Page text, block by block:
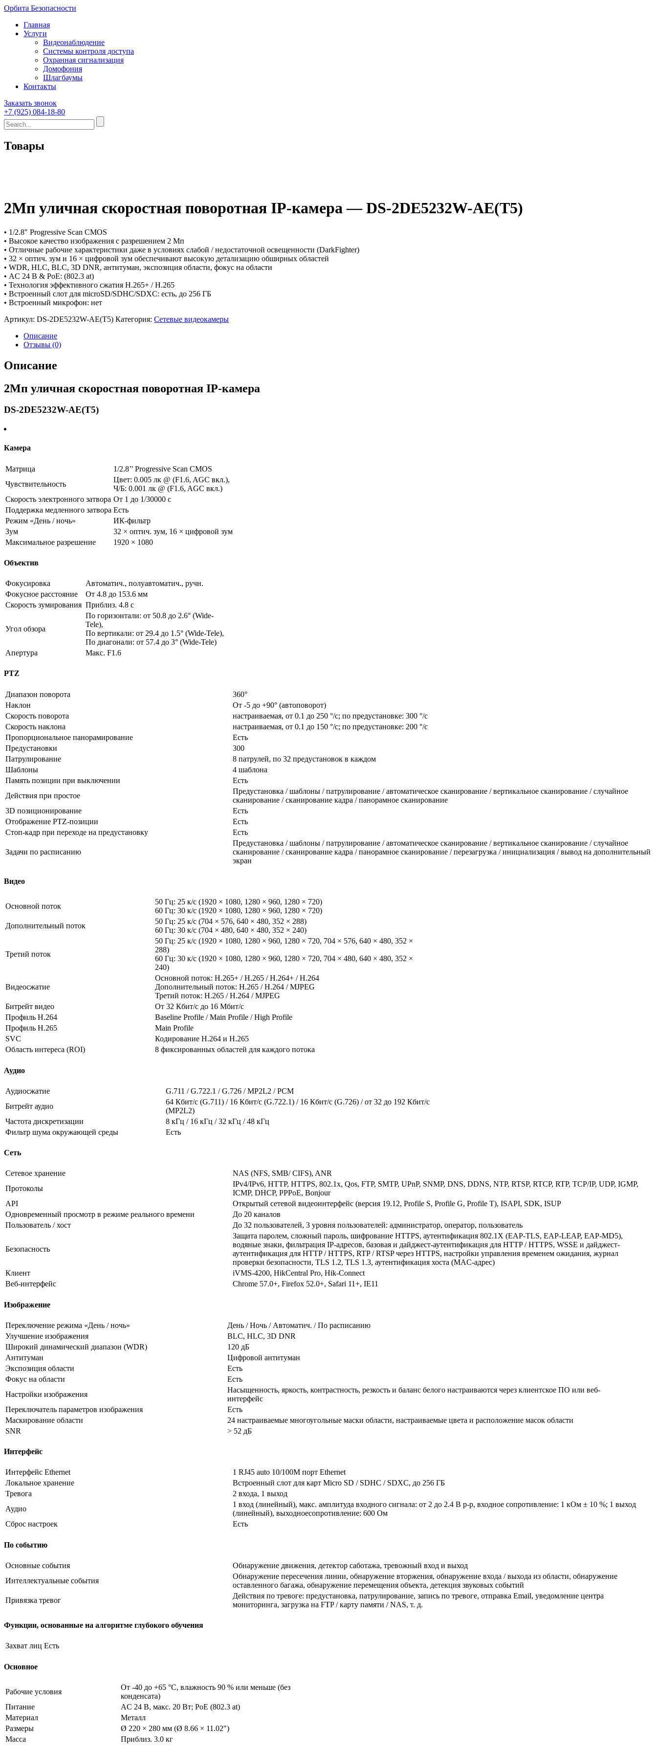
Орбита Безопасности
Главная
Услуги
Видеонаблюдение
Системы контроля доступа
Охранная сигнализация
Домофония
Шлагбаумы
Контакты
Заказать звонок
+7 (925) 084-18-80
Товары
2Мп уличная скоростная поворотная IP-камера — DS-2DE5232W-AE(T5)
• 1/2.8″ Progressive Scan CMOS
• Высокое качество изображения с разрешением 2 Мп
• Отличные рабочие характеристики даже в условиях слабой / недостаточной освещенности (DarkFighter)
• 32 × оптич. зум и 16 × цифровой зум обеспечивают высокую детализацию обширных областей
• WDR, HLC, BLC, 3D DNR, антитуман, экспозиция области, фокус на области
• AC 24 В & PoE: (802.3 at)
• Технология эффективного сжатия H.265+ / H.265
• Встроенный слот для microSD/SDHC/SDXC: есть, до 256 ГБ
• Встроенный микрофон: нет
Артикул: DS-2DE5232W-AE(T5) Категория: Сетевые видеокамеры
Описание
Отзывы (0)
Описание
2Мп уличная скоростная поворотная IP-камера
DS-2DE5232W-AE(T5)
Камера
Матрица
1/2.8’’ Progressive Scan CMOS
Чувствительность
Цвет: 0.005 лк @ (F1.6, AGC вкл.),
Ч/Б: 0.001 лк @ (F1.6, AGC вкл.)
Скорость электронного затвора От 1 до 1/30000 с
Поддержка медленного затвора Есть
Режим «День / ночь»
ИК-фильтр
Зум
32 × оптич. зум, 16 × цифровой зум
Максимальное разрешение
1920 × 1080
Объектив
Фокусировка
Автоматич., полуавтоматич., ручн.
Фокусное расстояние
От 4.8 до 153.6 мм
Скорость зумирования Приблиз. 4.8 с
Угол обзора
По горизонтали: от 50.8 до 2.6° (Wide-
Tele),
По вертикали: от 29.4 до 1.5° (Wide-Tele),
По диагонали: от 57.4 до 3° (Wide-Tele)
Апертура
Макс. F1.6
PTZ
Диапазон поворота
360°
Наклон
От -5 до +90° (автоповорот)
Скорость поворота
настраиваемая, от 0.1 до 250 °/с; по предустановке: 300 °/с
Скорость наклона
настраиваемая, от 0.1 до 150 °/с; по предустановке: 200 °/с
Пропорциональное панорамирование
Есть
Предустановки
300
Патрулирование
8 патрулей, по 32 предустановок в каждом
Шаблоны
4 шаблона
Память позиции при выключении
Есть
Действия при простое
Предустановка / шаблоны / патрулирование / автоматическое сканирование / вертикальное сканирование / случайное
сканирование / сканирование кадра / панорамное сканирование
3D позиционирование
Есть
Отображение PTZ-позиции
Есть
Стоп-кадр при переходе на предустановку
Есть
Задачи по расписанию
Предустановка / шаблоны / патрулирование / автоматическое сканирование / вертикальное сканирование / случайное
сканирование / сканирование кадра / панорамное сканирование / перезагрузка / инициализация / вывод на дополнительный
экран
Видео
Основной поток
50 Гц: 25 к/с (1920 × 1080, 1280 × 960, 1280 × 720)
60 Гц: 30 к/с (1920 × 1080, 1280 × 960, 1280 × 720)
Дополнительный поток
50 Гц: 25 к/с (704 × 576, 640 × 480, 352 × 288)
60 Гц: 30 к/с (704 × 480, 640 × 480, 352 × 240)
Третий поток
50 Гц: 25 к/с (1920 × 1080, 1280 × 960, 1280 × 720, 704 × 576, 640 × 480, 352 ×
288)
60 Гц: 30 к/с (1920 × 1080, 1280 × 960, 1280 × 720, 704 × 480, 640 × 480, 352 ×
240)
Видеосжатие
Основной поток: H.265+ / H.265 / H.264+ / H.264
Дополнительный поток: H.265 / H.264 / MJPEG
Третий поток: H.265 / H.264 / MJPEG
Битрейт видео
От 32 Кбит/с до 16 Мбит/с
Профиль H.264
Baseline Profile / Main Profile / High Profile
Профиль H.265
Main Profile
SVC
Кодирование H.264 и H.265
Область интереса (ROI)
8 фиксированных областей для каждого потока
Аудио
Аудиосжатие
G.711 / G.722.1 / G.726 / MP2L2 / PCM
Битрейт аудио
64 Кбит/с (G.711) / 16 Кбит/с (G.722.1) / 16 Кбит/с (G.726) / от 32 до 192 Кбит/с
(MP2L2)
Частота дискретизации
8 кГц / 16 кГц / 32 кГц / 48 кГц
Фильтр шума окружающей среды
Есть
Сеть
Сетевое хранение
NAS (NFS, SMB/ CIFS), ANR
Протоколы
IPv4/IPv6, HTTP, HTTPS, 802.1x, Qos, FTP, SMTP, UPnP, SNMP, DNS, DDNS, NTP, RTSP, RTCP, RTP, TCP/IP, UDP, IGMP,
ICMP, DHCP, PPPoE, Bonjour
API
Открытый сетевой видеоинтерфейс (версия 19.12, Profile S, Profile G, Profile T), ISAPI, SDK, ISUP
Одновременный просмотр в режиме реального времени
До 20 каналов
Пользователь / хост
До 32 пользователей, 3 уровня пользователей: администратор, оператор, пользователь
Безопасность
Защита паролем, сложный пароль, шифрование HTTPS, аутентификация 802.1X (EAP-TLS, EAP-LEAP, EAP-MD5),
водяные знаки, фильтрация IP-адресов, базовая и дайджест-аутентификация для HTTP / HTTPS, WSSE и дайджест-
аутентификация для HTTP / HTTPS, RTP / RTSP через HTTPS, настройки управления временем ожидания, журнал
проверки безопасности, TLS 1.2, TLS 1.3, аутентификация хоста (MAC-адрес)
Клиент
iVMS-4200, HikCentral Pro, Hik-Connect
Веб-интерфейс
Chrome 57.0+, Firefox 52.0+, Safari 11+, IE11
Изображение
Переключение режима «День / ночь»
День / Ночь / Автоматич. / По расписанию
Улучшение изображения
BLC, HLC, 3D DNR
Широкий динамический диапазон (WDR)
120 дБ
Антитуман
Цифровой антитуман
Экспозиция области
Есть
Фокус на области
Есть
Настройки изображения
Насыщенность, яркость, контрастность, резкость и баланс белого настраиваются через клиентское ПО или веб-
интерфейс
Переключатель параметров изображения
Есть
Маскирование области
24 настраиваемые многоугольные маски области, настраиваемые цвета и расположение масок области
SNR
> 52 дБ
Интерфейс
Интерфейс Ethernet
1 RJ45 auto 10/100M порт Ethernet
Локальное хранение
Встроенный слот для карт Micro SD / SDHC / SDXC, до 256 ГБ
Тревога
2 входа, 1 выход
Аудио
1 вход (линейный), макс. амплитуда входного сигнала: от 2 до 2.4 В p-p, входное сопротивление: 1 кОм ± 10 %; 1 выход
(линейный), выходноесопротивление: 600 Ом
Сброс настроек
Есть
По событию
Основные события
Обнаружение движения, детектор саботажа, тревожный вход и выход
Интеллектуальные события
Обнаружение пересечения линии, обнаружение вторжения, обнаружение входа / выхода из области, обнаружение
оставленного багажа, обнаружение перемещения объекта, детекция звуковых событий
Привязка тревог
Действия по тревоге: предустановка, патрулирование, запись по тревоге, отправка Email, уведомление центра
мониторинга, загрузка на FTP / карту памяти / NAS, т. д.
Функции, основанные на алгоритме глубокого обучения
Захват лиц Есть
Основное
Рабочие условия
От -40 до +65 °C, влажность 90 % или меньше (без
конденсата)
Питание
AC 24 В, макс. 20 Вт; PoE (802.3 at)
Материал
Металл
Размеры
Ø 220 × 280 мм (Ø 8.66 × 11.02″)
Масса
Приблиз. 3.0 кг